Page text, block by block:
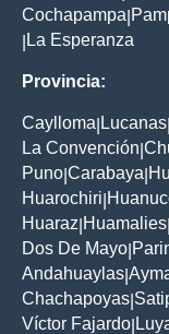
Cochapampa
La Esperanza
Provincia:
Caylloma Lucanas
La Convención
Puno Carabaya
Huarochiri
Huaraz Huamalies
Dos De Mayo
Andahuaylas
Chachapoyas
Víctor Fajardo